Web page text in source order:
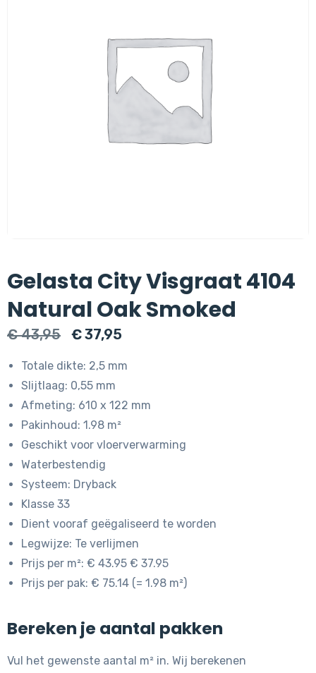
Gelasta City Visgraat 4104
Natural Oak Smoked
€43,95
Oorspronkelijke
€ 43,95.
€37,95
€ 37,95.
Totale dikte: 2,5 mm
Slijtlaag: 0,55 mm
Afmeting: 610 x 122 mm
Pakinhoud: 1.98 m²
Geschikt voor vloerverwarming
Waterbestendig
Systeem: Dryback
Klasse 33
Dient vooraf geëgaliseerd te worden
Legwijze: Te verlijmen
Prijs per m²: € 43.95 € 37.95
Prijs per pak: € 75.14 (= 1.98 m²)
Bereken je aantal pakken
Vul het gewenste aantal m² in. Wij berekenen